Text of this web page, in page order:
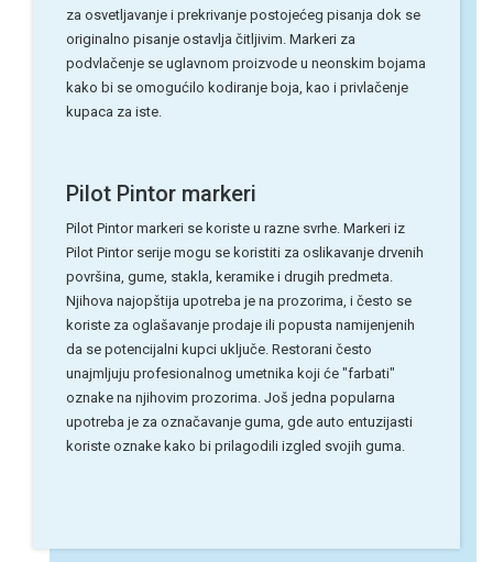
za osvetljavanje i prekrivanje postojećeg pisanja dok se
originalno pisanje ostavlja čitljivim. Markeri za
podvlačenje se uglavnom proizvode u neonskim bojama
kako bi se omogućilo kodiranje boja, kao i privlačenje
kupaca za iste.
Pilot Pintor markeri
Pilot Pintor markeri se koriste u razne svrhe. Markeri iz
Pilot Pintor serije mogu se koristiti za oslikavanje drvenih
površina, gume, stakla, keramike i drugih predmeta.
Njihova najopštija upotreba je na prozorima, i često se
koriste za oglašavanje prodaje ili popusta namijenjenih
da se potencijalni kupci uključe. Restorani često
unajmljuju profesionalnog umetnika koji će "farbati"
oznake na njihovim prozorima. Još jedna popularna
upotreba je za označavanje guma, gde auto entuzijasti
koriste oznake kako bi prilagodili izgled svojih guma.